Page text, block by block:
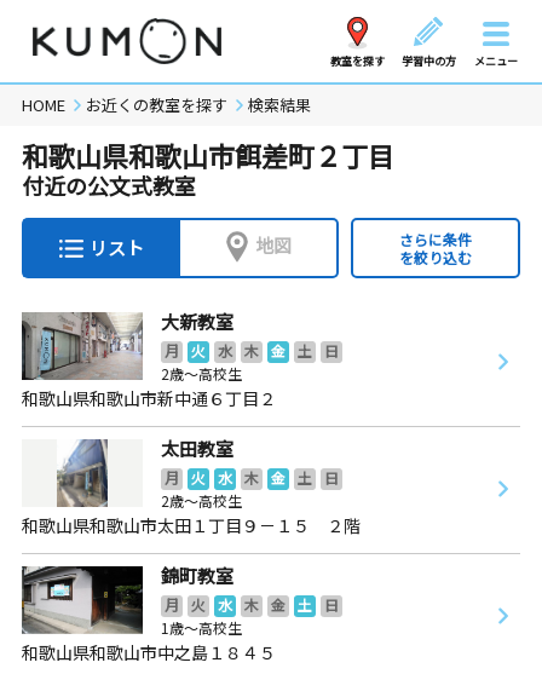
教室を探す 学習中の方 メニュー
HOME お近くの教室を探す 検索結果
和歌山県和歌山市餌差町２丁目
付近の公文式教室
リスト 地図
さらに条件
を絞り込む
大新教室
月 火 水 木 金 土
日
2歳～高校生
和歌山県和歌山市新中通６丁目２
太田教室
月 火 水 木 金 土
日
2歳～高校生
和歌山県和歌山市太田１丁目９－１５ ２階
錦町教室
月 火 水 木 金 土
日
1歳～高校生
和歌山県和歌山市中之島１８４５